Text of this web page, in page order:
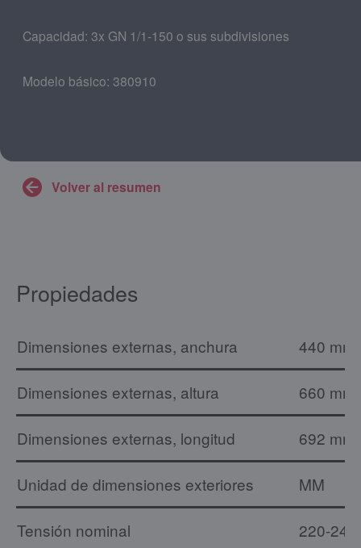
Capacidad: 3x GN 1/1-150 o sus subdivisiones
Modelo básico: 380910
Volver al resumen
Propiedades
Dimensiones externas, anchura 440 mm
Dimensiones externas, altura 660 mm
Dimensiones externas, longitud 692 mm
Unidad de dimensiones exteriores MM
Tensión nominal 220-240